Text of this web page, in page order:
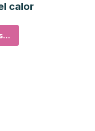
calor